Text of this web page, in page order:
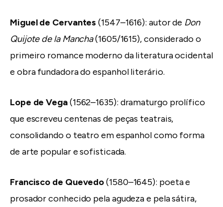
Miguel de Cervantes (1547–1616): autor de Don
Quijote de la Mancha(1605/1615), considerado o
primeiro romance moderno da literatura ocidental
e obra fundadora do espanhol literário.
Lope de Vega(1562–1635): dramaturgo prolífico
que escreveu centenas de peças teatrais,
consolidando o teatro em espanhol como forma
de arte popular e sofisticada.
Francisco de Quevedo(1580–1645): poeta e
prosador conhecido pela agudeza e pela sátira,